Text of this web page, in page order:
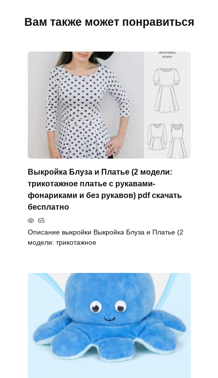
Вам также может понравиться
Выкройка Блуза и Платье (2 модели:
трикотажное платье с рукавами-
фонариками и без рукавов) pdf скачать
бесплатно
65
Описание выкройки Выкройка Блуза и Платье (2
модели: трикотажное